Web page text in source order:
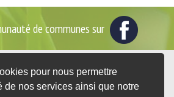
pour nous permettre
de nos services ainsi que notre
de communes sur
du Général de Gaulle - BP35
DOUDEVILLE